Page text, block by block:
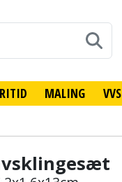
MALING VVS